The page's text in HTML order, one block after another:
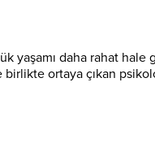
yaşamı daha rahat
ortaya çıkan